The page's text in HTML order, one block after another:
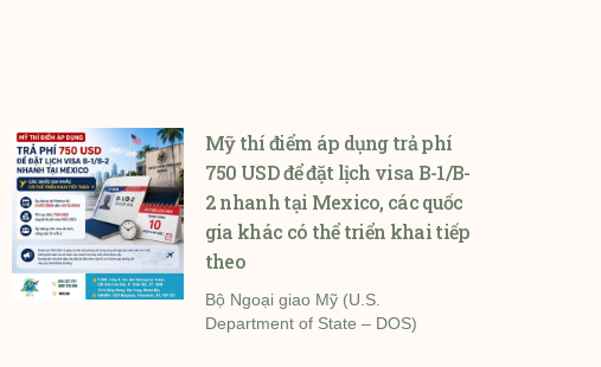
Mỹ thí điểm áp dụng trả phí
750 USD để đặt lịch visa B-1/B-
2 nhanh tại Mexico, các quốc
gia khác có thể triển khai tiếp
theo
Bộ Ngoại giao Mỹ (U.S.
Department of State – DOS)